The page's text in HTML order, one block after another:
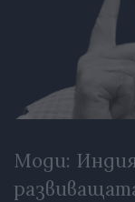
Моди: